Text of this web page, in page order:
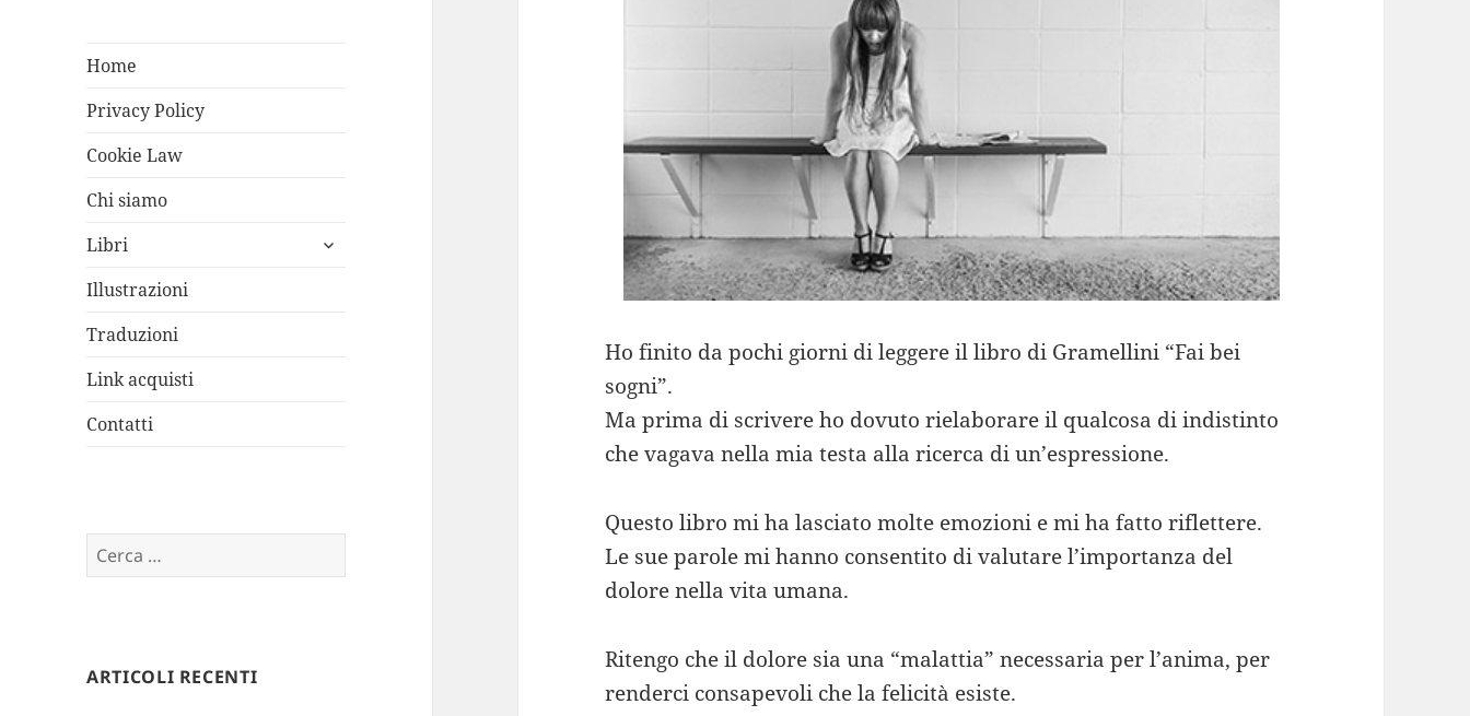
Home
Privacy Policy
Cookie Law
Chi siamo
Libri
apri
Illustrazioni
Traduzioni
Link acquisti
Contatti
Ricerca
per:
ARTICOLI RECENTI
Ho finito da pochi giorni di leggere il libro di Gramellini “Fai bei
sogni”.
Ma prima di scrivere ho dovuto rielaborare il qualcosa di indistinto
che vagava nella mia testa alla ricerca di un’espressione.
Questo libro mi ha lasciato molte emozioni e mi ha fatto riflettere.
Le sue parole mi hanno consentito di valutare l’importanza del
dolore nella vita umana.
Ritengo che il dolore sia una “malattia” necessaria per l’anima, per
renderci consapevoli che la felicità esiste.